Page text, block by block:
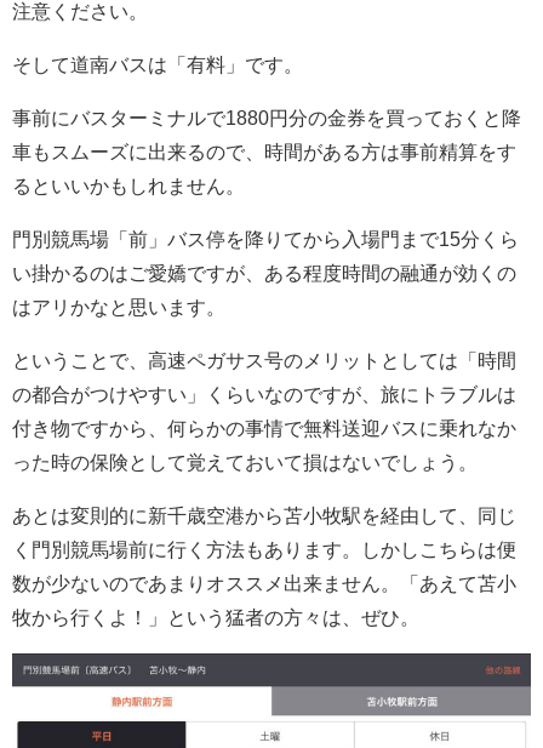
注意ください。
そして道南バスは「有料」です。
事前にバスターミナルで1880円分の金券を買っておくと降
車もスムーズに出来るので、時間がある方は事前精算をす
るといいかもしれません。
門別競馬場「前」バス停を降りてから入場門まで15分くら
い掛かるのはご愛嬌ですが、ある程度時間の融通が効くの
はアリかなと思います。
ということで、高速ペガサス号のメリットとしては「時間
の都合がつけやすい」くらいなのですが、旅にトラブルは
付き物ですから、何らかの事情で無料送迎バスに乗れなか
った時の保険として覚えておいて損はないでしょう。
あとは変則的に新千歳空港から苫小牧駅を経由して、同じ
く門別競馬場前に行く方法もあります。しかしこちらは便
数が少ないのであまりオススメ出来ません。「あえて苫小
牧から行くよ！」という猛者の方々は、ぜひ。